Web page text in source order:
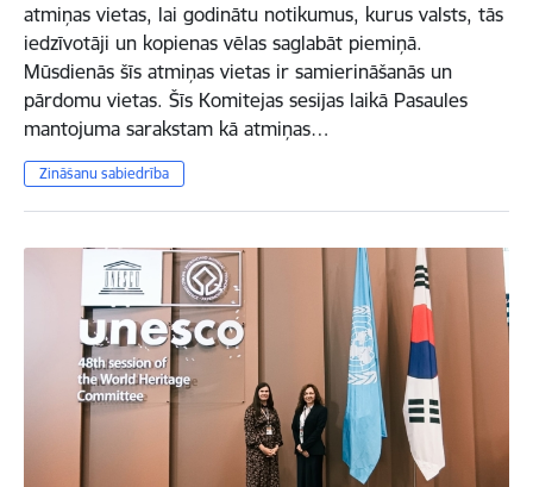
atmiņas vietas, lai godinātu notikumus, kurus valsts, tās
iedzīvotāji un kopienas vēlas saglabāt piemiņā.
Mūsdienās šīs atmiņas vietas ir samierināšanās un
pārdomu vietas. Šīs Komitejas sesijas laikā Pasaules
mantojuma sarakstam kā atmiņas…
Zināšanu sabiedrība